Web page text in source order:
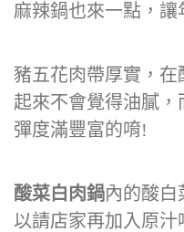
麻辣鍋也來一點，讓
豬五花肉帶厚實，
起來不會覺得油膩
彈度滿豐富的唷!
酸菜白肉鍋內的酸白
以請店家再加入原